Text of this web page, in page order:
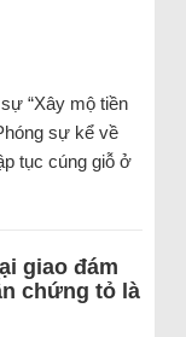
“Xây mộ tiền
sự kể về
tục cúng giỗ ở
giao đám
chứng tỏ là